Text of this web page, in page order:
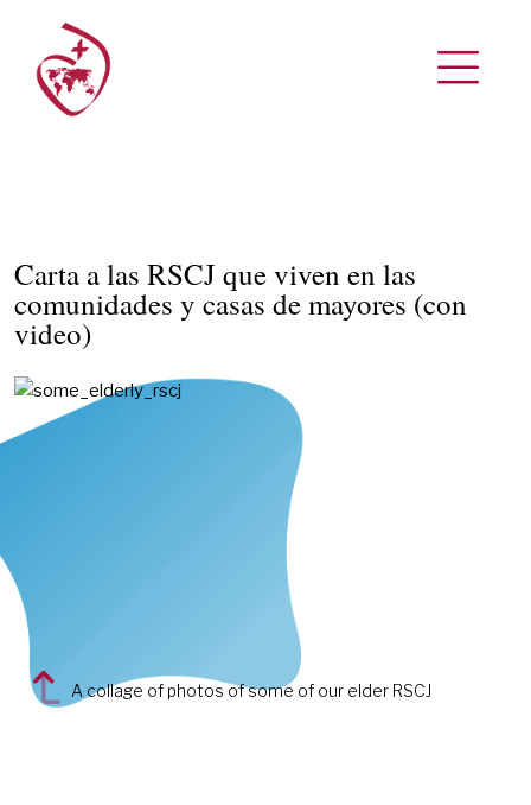
Carta a las RSCJ que viven en las
comunidades y casas de mayores (con
video)
A collage of photos of some of our elder RSCJ